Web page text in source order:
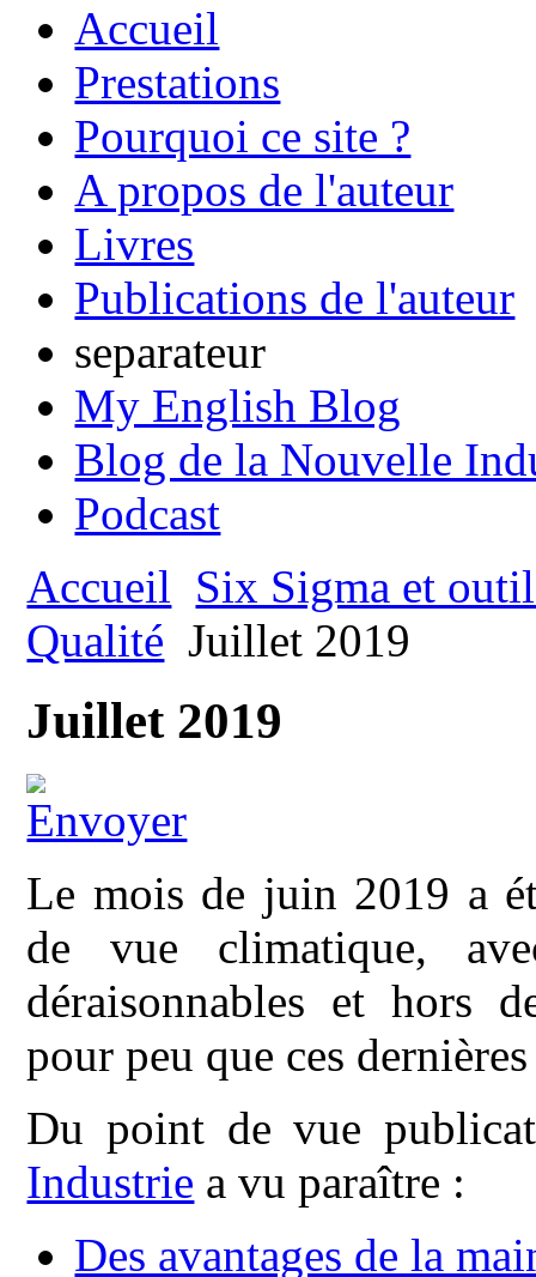
Accueil
Prestations
Pourquoi ce site ?
A propos de l'auteur
Livres
Publications de l'auteur
separateur
My English Blog
Blog de la Nouvelle
Podcast
Accueil Six Sigma et
Qualité Juillet 2019
Juillet 2019
Le mois de juin 2019 a
de vue climatique,
déraisonnables et hors
pour peu que ces
Du point de vue
Industrie a vu paraître :
Des avantages de la